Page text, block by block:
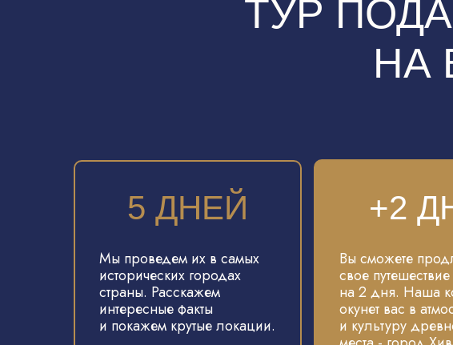
ТУР
НА
Мы проведем их в самых
исторических городах
страны. Расскажем
интересные факты
и покажем крутые локации.
5 ДНЕЙ +2
Вы сможете
свое
на 2 дня. Наша
окунет вас в
и культуру